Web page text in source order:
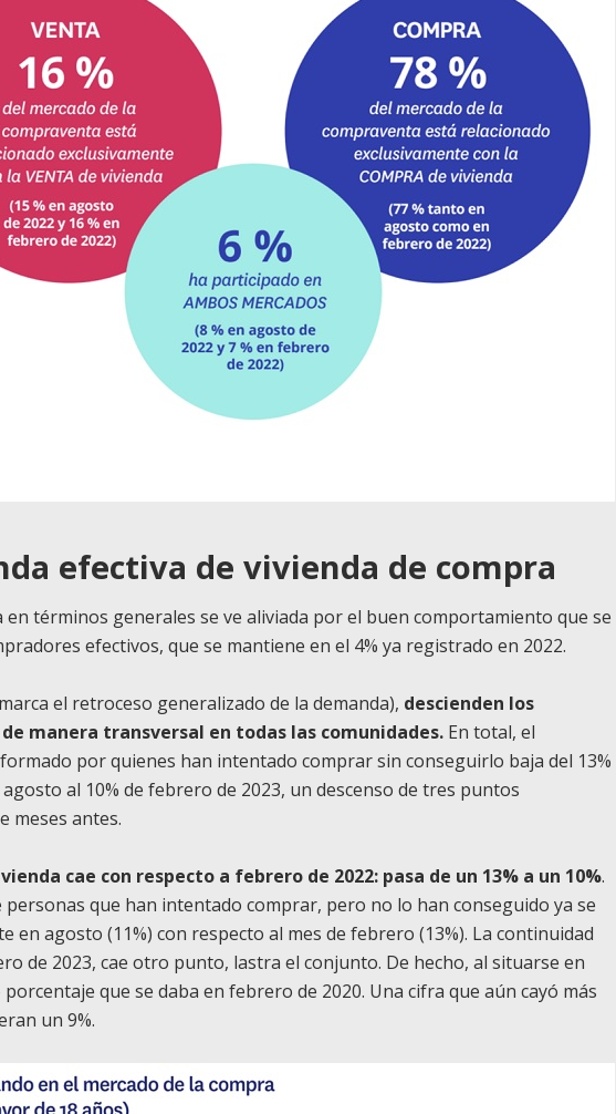
efectiva de vivienda de compra
términos generales se ve aliviada por el buen comportamiento que se
efectivos, que se mantiene en el 4% ya registrado en 2022.
el retroceso generalizado de la demanda), descienden los
manera transversal en todas las comunidades. En total, el
por quienes han intentado comprar sin conseguirlo baja del 13%
al 10% de febrero de 2023, un descenso de tres puntos
meses antes.
cae con respecto a febrero de 2022: pasa de un 13% a un 10%.
personas que han intentado comprar, pero no lo han conseguido ya se
en agosto (11%) con respecto al mes de febrero (13%). La continuidad
de 2023, cae otro punto, lastra el conjunto. De hecho, al situarse en
porcentaje que se daba en febrero de 2020. Una cifra que aún cayó más
un 9%.